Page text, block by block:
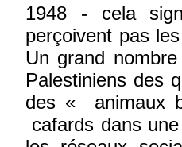
1948 - cela
perçoivent pas
Un grand
Palestiniens des
des
animaux
cafards dans